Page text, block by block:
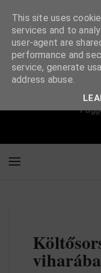
This site uses
services and to
user-agent are
performance and
service, generate
address abuse.